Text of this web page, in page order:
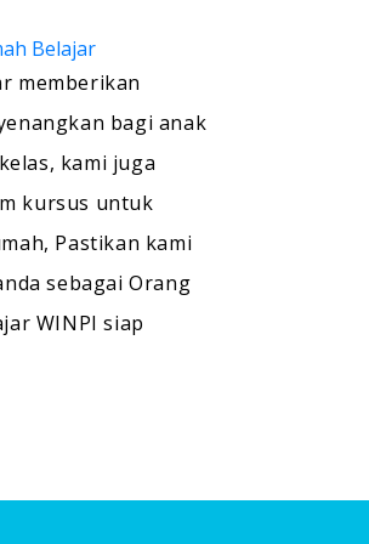
memberikan
bagi anak
kami juga
kursus untuk
Pastikan kami
sebagai Orang
WINPI siap